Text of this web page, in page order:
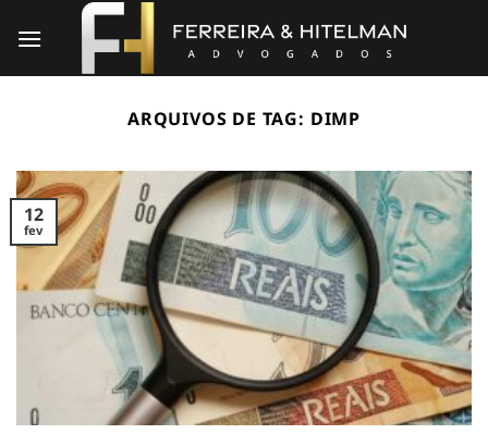
ARQUIVOS DE TAG: DIMP
12
fev